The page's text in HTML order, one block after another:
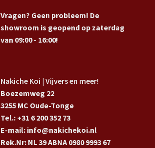
Vragen? Geen probleem! De
showroom is geopend op zaterdag
van 09:00 - 16:00!
Nakiche Koi | Vijvers en meer!
Boezemweg 22
3255 MC Oude-Tonge
Tel.: +31 6 200 352 73
E-mail: info@nakichekoi.nl
Rek.Nr: NL 39 ABNA 0980 9993 67